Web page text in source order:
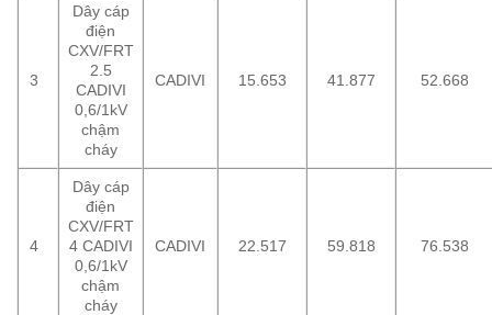
3
Dây cáp
điện
CXV/FRT
2.5
CADIVI
0,6/1kV
chậm
cháy
CADIVI 15.653 41.877 52.668
4
Dây cáp
điện
CXV/FRT
4 CADIVI
0,6/1kV
chậm
cháy
CADIVI 22.517 59.818 76.538